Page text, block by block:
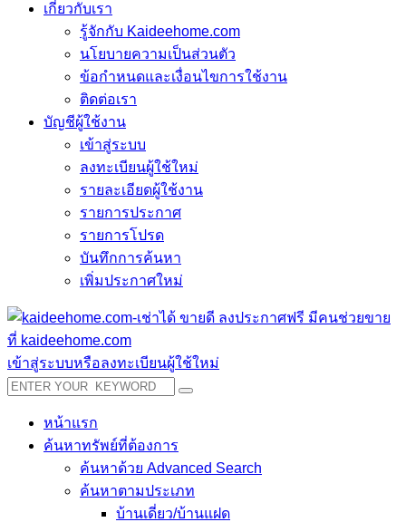
เกี่ยวกับเรา
รู้จักกับ Kaideehome.com
นโยบายความเป็นส่วนตัว
ข้อกำหนดและเงื่อนไขการใช้งาน
ติดต่อเรา
บัญชีผู้ใช้งาน
เข้าสู่ระบบ
ลงทะเบียนผู้ใช้ใหม่
รายละเอียดผู้ใช้งาน
รายการประกาศ
รายการโปรด
บันทึกการค้นหา
เพิ่มประกาศใหม่
เข้าสู่ระบบหรือลงทะเบียนผู้ใช้ใหม่
หน้าแรก
ค้นหาทรัพย์ที่ต้องการ
ค้นหาด้วย Advanced Search
ค้นหาตามประเภท
บ้านเดี่ยว/บ้านแฝด